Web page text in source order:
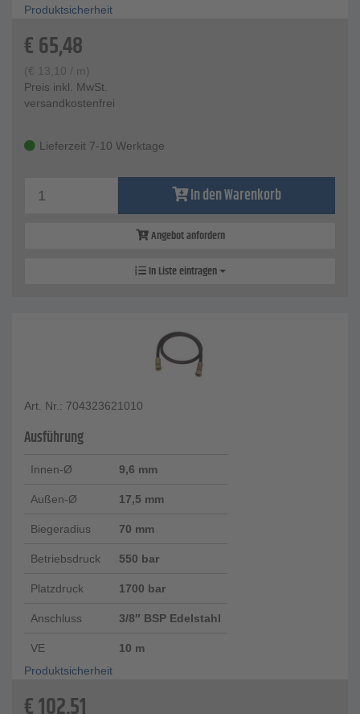
Produktsicherheit
€65,48
(€ 13,10 / m)
Preis inkl. MwSt.
versandkostenfrei
Lieferzeit 7-10 Werktage
In den Warenkorb
Angebot anfordern
In Liste eintragen
Art. Nr.: 704323621010
Ausführung
Innen-Ø 9,6 mm
Außen-Ø 17,5 mm
Biegeradius 70 mm
Betriebsdruck 550 bar
Platzdruck 1700 bar
Anschluss 3/8″ BSP Edelstahl
VE
10 m
Produktsicherheit